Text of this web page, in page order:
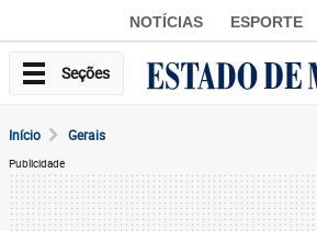
NOTÍCIAS ESPORTE
Seções
Início Gerais
Publicidade